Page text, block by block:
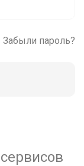
Забыли пароль?